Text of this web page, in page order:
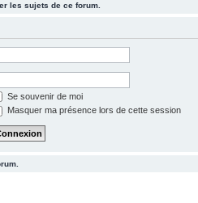
les sujets de ce forum.
Se souvenir de moi
Masquer ma présence lors de cette session